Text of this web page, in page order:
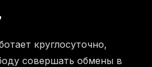
круглосуточно,
совершать обмены в